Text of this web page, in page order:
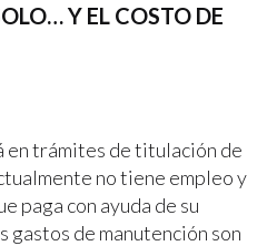
Y EL COSTO DE
en trámites de titulación de
no tiene empleo y
paga con ayuda de su
gastos de manutención son